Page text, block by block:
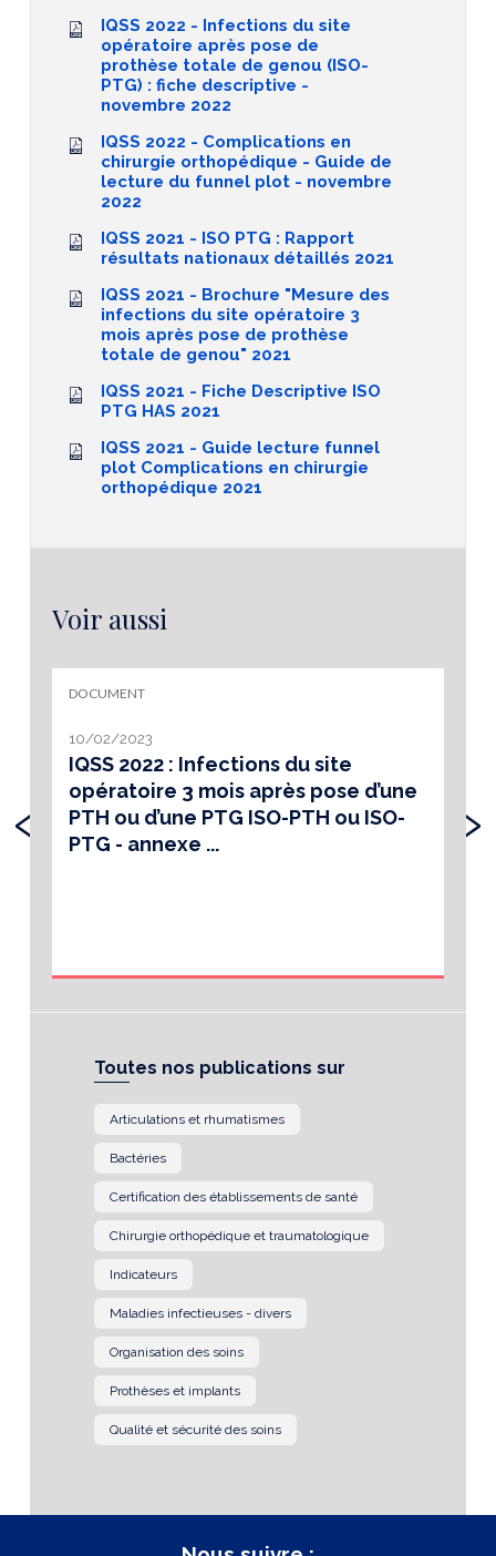
IQSS 2022 - Infections du site
opératoire après pose de
prothèse totale de genou (ISO-
PTG) : fiche descriptive -
novembre 2022
IQSS 2022 - Complications en
chirurgie orthopédique - Guide de
lecture du funnel plot - novembre
2022
IQSS 2021 - ISO PTG : Rapport
résultats nationaux détaillés 2021
IQSS 2021 - Brochure "Mesure des
infections du site opératoire 3
mois après pose de prothèse
totale de genou" 2021
IQSS 2021 - Fiche Descriptive ISO
PTG HAS 2021
IQSS 2021 - Guide lecture funnel
plot Complications en chirurgie
orthopédique 2021
Voir aussi
DOCUMENT
10/02/2023
IQSS 2022 : Infections du site
opératoire 3 mois après pose d’une
PTH ou d’une PTG ISO-PTH ou ISO-
PTG - annexe ...
‹ ›
Toutes nos publications sur
Articulations et rhumatismes
Bactéries
Certification des établissements de santé
Chirurgie orthopédique et traumatologique
Indicateurs
Maladies infectieuses - divers
Organisation des soins
Prothèses et implants
Qualité et sécurité des soins